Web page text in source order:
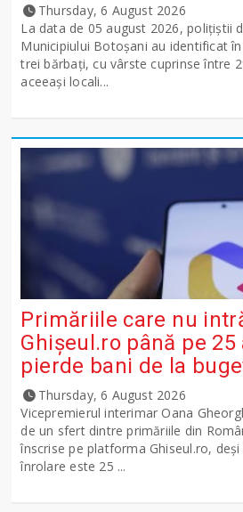
Thursday, 6 August 2026
La data de 05 august 2026, polițiștii
Municipiului Botoșani au identificat
trei bărbați, cu vârste cuprinse între
aceeași locali...
Primăriile care nu
Ghişeul.ro până pe
pierde bani de la
Thursday, 6 August 2026
Vicepremierul interimar Oana
de un sfert dintre primăriile din
înscrise pe platforma Ghiseul.ro,
înrolare este 25 ...